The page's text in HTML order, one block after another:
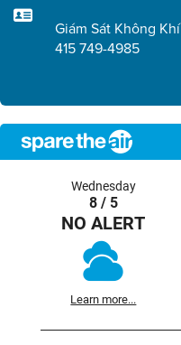
Giám Sát Không Khí
415 749-4985
Wednesday
8 / 5
NO ALERT
Learn more...